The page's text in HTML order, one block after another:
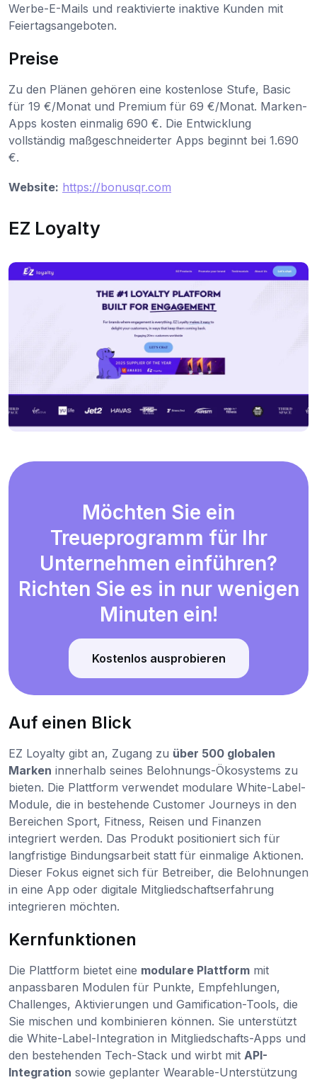
Werbe-E-Mails und reaktivierte inaktive Kunden mit
Feiertagsangeboten.
Preise
Zu den Plänen gehören eine kostenlose Stufe, Basic
für 19 €/Monat und Premium für 69 €/Monat. Marken-
Apps kosten einmalig 690 €. Die Entwicklung
vollständig maßgeschneiderter Apps beginnt bei 1.690
€.
Website: https://bonusqr.com
EZ Loyalty
Möchten Sie ein
Treueprogramm für Ihr
Unternehmen einführen?
Richten Sie es in nur wenigen
Minuten ein!
Kostenlos ausprobieren
Auf einen Blick
EZ Loyalty gibt an, Zugang zu über 500 globalen
Marken innerhalb seines Belohnungs-Ökosystems zu
bieten. Die Plattform verwendet modulare White-Label-
Module, die in bestehende Customer Journeys in den
Bereichen Sport, Fitness, Reisen und Finanzen
integriert werden. Das Produkt positioniert sich für
langfristige Bindungsarbeit statt für einmalige Aktionen.
Dieser Fokus eignet sich für Betreiber, die Belohnungen
in eine App oder digitale Mitgliedschaftserfahrung
integrieren möchten.
Kernfunktionen
Die Plattform bietet eine modulare Plattform mit
anpassbaren Modulen für Punkte, Empfehlungen,
Challenges, Aktivierungen und Gamification-Tools, die
Sie mischen und kombinieren können. Sie unterstützt
die White-Label-Integration in Mitgliedschafts-Apps und
den bestehenden Tech-Stack und wirbt mit API-
Integration sowie geplanter Wearable-Unterstützung